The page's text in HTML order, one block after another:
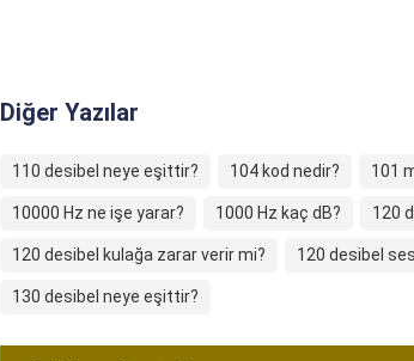
Diğer Yazılar
110 desibel neye eşittir? 104 kod nedir? 101
10000 Hz ne işe yarar? 1000 Hz kaç dB? 120
120 desibel kulağa zarar verir mi? 120 desibel
130 desibel neye eşittir?